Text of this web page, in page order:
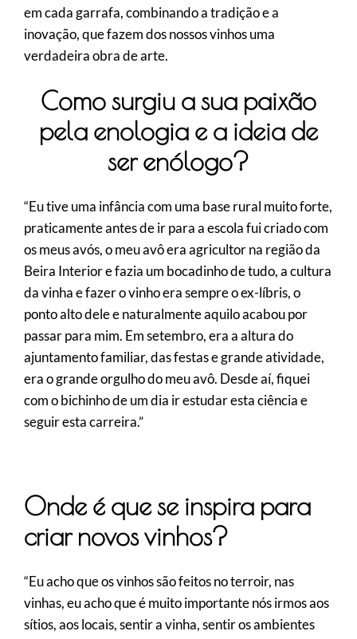
em cada garrafa, combinando a tradição e a
inovação, que fazem dos nossos vinhos uma
verdadeira obra de arte.
Como surgiu a sua paixão
pela enologia e a ideia de
ser enólogo?
“Eu tive uma infância com uma base rural muito forte,
praticamente antes de ir para a escola fui criado com
os meus avós, o meu avô era agricultor na região da
Beira Interior e fazia um bocadinho de tudo, a cultura
da vinha e fazer o vinho era sempre o ex-líbris, o
ponto alto dele e naturalmente aquilo acabou por
passar para mim. Em setembro, era a altura do
ajuntamento familiar, das festas e grande atividade,
era o grande orgulho do meu avô. Desde aí, fiquei
com o bichinho de um dia ir estudar esta ciência e
seguir esta carreira.”
Onde é que se inspira para
criar novos vinhos?
“Eu acho que os vinhos são feitos no terroir, nas
vinhas, eu acho que é muito importante nós irmos aos
sítios, aos locais, sentir a vinha, sentir os ambientes